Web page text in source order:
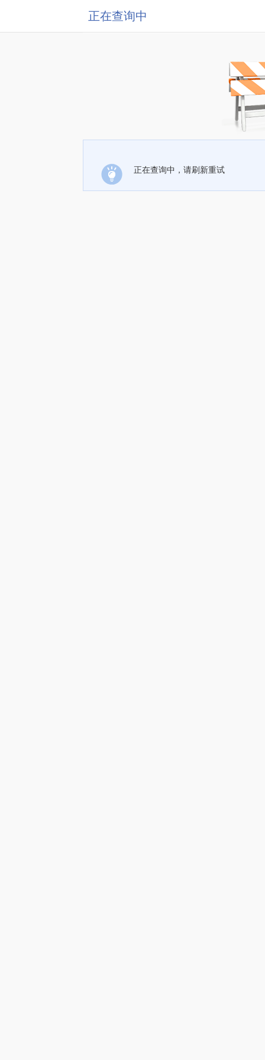
正在查询中
正在查询中，请刷新重试